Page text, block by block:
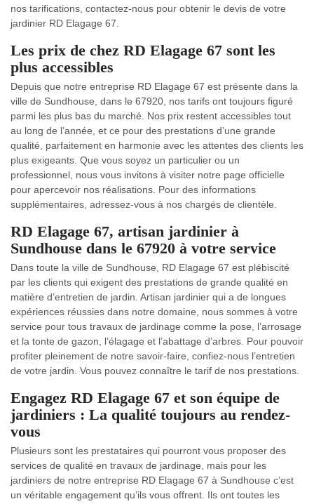
nos tarifications, contactez-nous pour obtenir le devis de votre
jardinier RD Elagage 67.
Les prix de chez RD Elagage 67 sont les
plus accessibles
Depuis que notre entreprise RD Elagage 67 est présente dans la
ville de Sundhouse, dans le 67920, nos tarifs ont toujours figuré
parmi les plus bas du marché. Nos prix restent accessibles tout
au long de l’année, et ce pour des prestations d’une grande
qualité, parfaitement en harmonie avec les attentes des clients les
plus exigeants. Que vous soyez un particulier ou un
professionnel, nous vous invitons à visiter notre page officielle
pour apercevoir nos réalisations. Pour des informations
supplémentaires, adressez-vous à nos chargés de clientèle.
RD Elagage 67, artisan jardinier à
Sundhouse dans le 67920 à votre service
Dans toute la ville de Sundhouse, RD Elagage 67 est plébiscité
par les clients qui exigent des prestations de grande qualité en
matière d’entretien de jardin. Artisan jardinier qui a de longues
expériences réussies dans notre domaine, nous sommes à votre
service pour tous travaux de jardinage comme la pose, l’arrosage
et la tonte de gazon, l’élagage et l’abattage d’arbres. Pour pouvoir
profiter pleinement de notre savoir-faire, confiez-nous l’entretien
de votre jardin. Vous pouvez connaître le tarif de nos prestations.
Engagez RD Elagage 67 et son équipe de
jardiniers : La qualité toujours au rendez-
vous
Plusieurs sont les prestataires qui pourront vous proposer des
services de qualité en travaux de jardinage, mais pour les
jardiniers de notre entreprise RD Elagage 67 à Sundhouse c’est
un véritable engagement qu’ils vous offrent. Ils ont toutes les